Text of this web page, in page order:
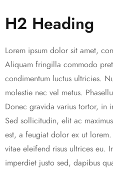
H2 Heading
Lorem ipsum dolor sit amet,
Aliquam fringilla commodo
condimentum luctus ultricies.
molestie nec vel metus.
Donec gravida varius tortor, in
Sed sollicitudin, elit ac
est, a feugiat dolor ex ut
vitae eleifend risus ultrices eu.
imperdiet justo sed, dapibus